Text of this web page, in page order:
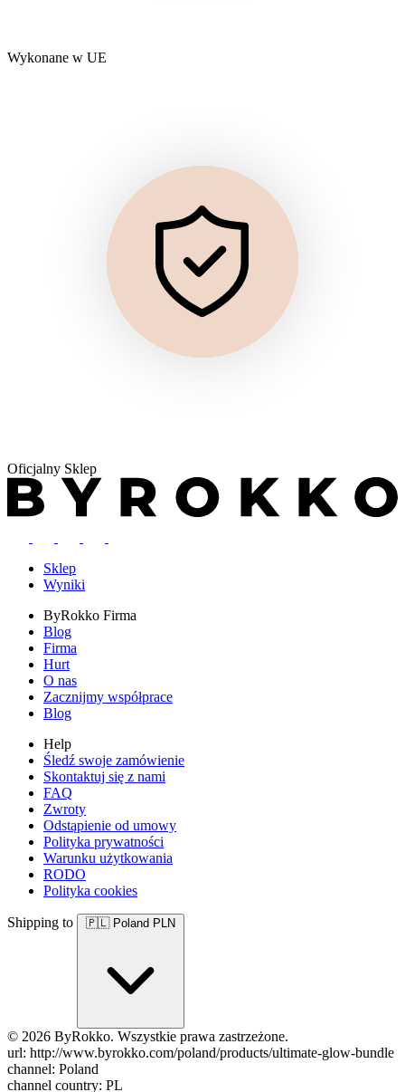
Wykonane w UE
Oficjalny Sklep
Sklep
Wyniki
ByRokko Firma
Blog
Firma
Hurt
O nas
Zacznijmy współprace
Blog
Help
Śledź swoje zamówienie
Skontaktuj się z nami
FAQ
Zwroty
Odstąpienie od umowy
Polityka prywatności
Warunku użytkowania
RODO
Polityka cookies
Shipping to 🇵🇱 Poland PLN
© 2026 ByRokko. Wszystkie prawa zastrzeżone.
url: http://www.byrokko.com/poland/products/ultimate-glow-bundle
channel: Poland
channel country: PL